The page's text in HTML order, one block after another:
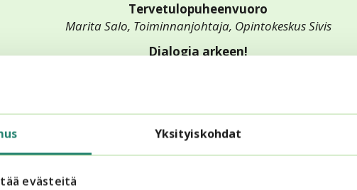
Yksityiskohdat
evästeitä
Tervetulopuheenvuoro
Marita Salo, Toiminnanjohtaja, Opintokeskus Sivis
Dialogia arkeen!
Tauko
Klo 14.10
Marion Fields, Asiantuntija, Opintokeskus Sivis ja DIAL-hanke